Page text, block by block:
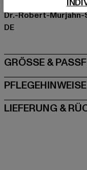
Hersteller: TB
Dr.-Robert-Murjahn-
DE
GRÖSSE &
PFLEGEHINWEISE
LIEFERUNG &